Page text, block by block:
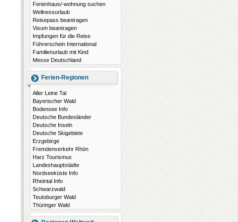
Ferienhaus/-wohnung suchen
Wellnessurlaub
Reisepass beantragen
Visum beantragen
Impfungen für die Reise
Führerschein International
Familienurlaub mit Kind
Messe Deutschland
Ferien-Regionen
Aller Leine Tal
Bayerischer Wald
Bodensee Info
Deutsche Bundesländer
Deutsche Inseln
Deutsche Skigebiete
Erzgebirge
Fremdenverkehr Rhön
Harz Tourismus
Landeshauptstädte
Nordseeküste Info
Rheintal Info
Schwarzwald
Teutoburger Wald
Thüringer Wald